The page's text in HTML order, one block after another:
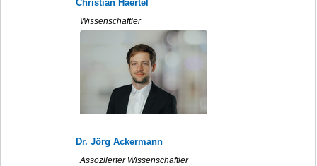
Christian Haertel
Wissenschaftler
Dr. Jörg Ackermann
Assoziierter Wissenschaftler